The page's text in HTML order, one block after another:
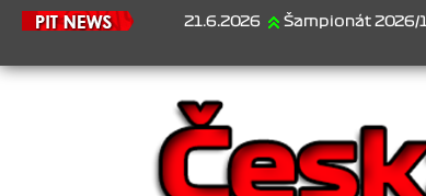
21.6.2026 Šampionát 2026/1 je za